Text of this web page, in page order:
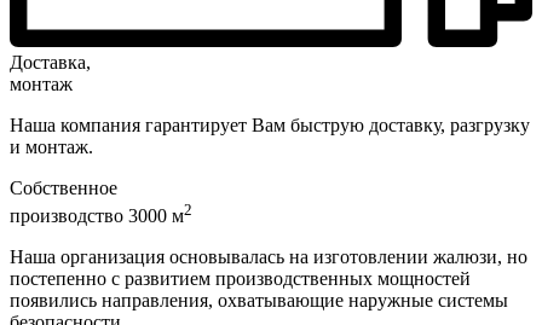
Доставка,
монтаж
Наша компания гарантирует Вам быструю доставку, разгрузку
и монтаж.
Собственное
производство 3000 м2
Наша организация основывалась на изготовлении жалюзи, но
постепенно с развитием производственных мощностей
появились направления, охватывающие наружные системы